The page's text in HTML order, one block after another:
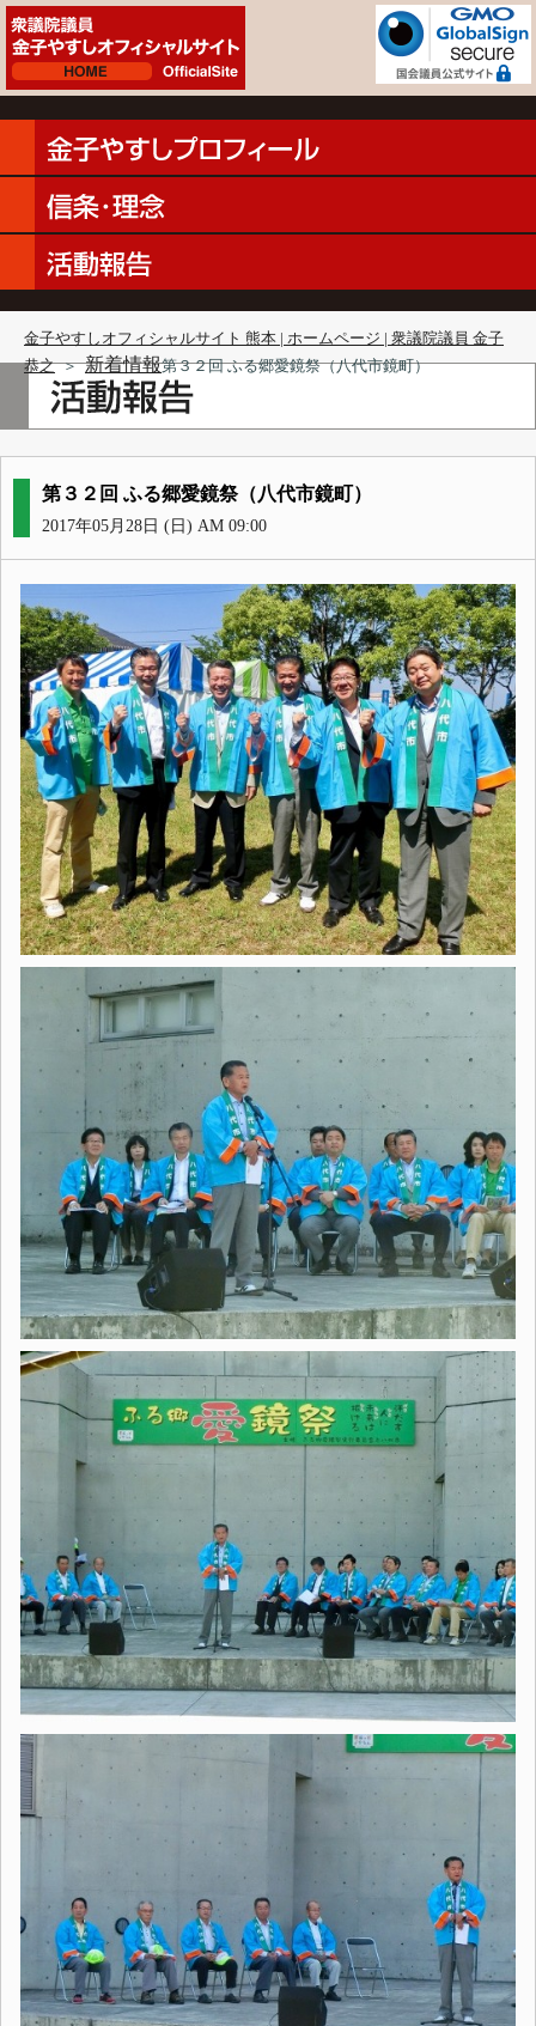
金子やすしオフィシャルサイト 熊本 | ホームページ | 衆議院議員 金子
恭之 ＞ 新着情報第３２回 ふる郷愛鏡祭（八代市鏡町）
第３２回 ふる郷愛鏡祭（八代市鏡町）
2017年05月28日 (日) AM 09:00